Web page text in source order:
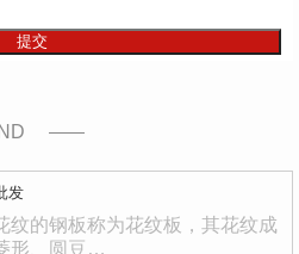
提交
发
纹的钢板称为花纹板，其花纹成
形、圆豆…